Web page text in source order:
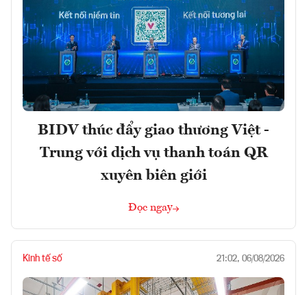
BIDV thúc đẩy giao thương Việt -
Trung với dịch vụ thanh toán QR
xuyên biên giới
Đọc ngay
Kinh tế số 21:02, 06/08/2026